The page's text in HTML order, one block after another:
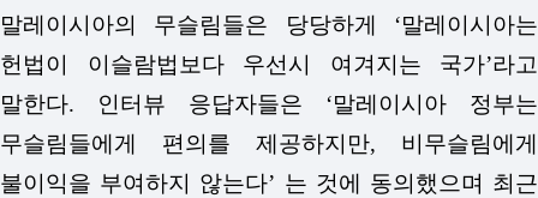
말레이시아의 무슬림들은 당당하게 ‘말레이시아는
헌법이 이슬람법보다 우선시 여겨지는 국가’라고
말한다. 인터뷰 응답자들은 ‘말레이시아 정부는
무슬림들에게 편의를 제공하지만, 비무슬림에게
불이익을 부여하지 않는다’ 는 것에 동의했으며 최근